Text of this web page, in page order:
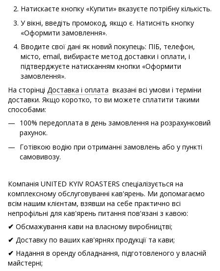
Натискаєте кнопку «Купити» вказуєте потрібну кількість.
У вікні, введіть промокод, якщо є. Натисніть кнопку
«Оформити замовлення».
Вводите свої дані як новий покупець: ПІБ, телефон,
місто, email, вибираєте метод доставки і оплати, і
підтверджуєте натисканням кнопки «Оформити
замовлення».
На сторінці Доставка і оплата вказані всі умови і терміни
доставки. Якщо коротко, то ви можете сплатити такими
способами:
100% передоплата в день замовлення на розрахунковий
рахунок.
Готівкою водію при отриманні замовлень або у пункті
самовивозу.
Компанія UNITED KYIV ROASTERS спеціалізується на
комплексному обслуговуванні кав'ярень. Ми допомагаємо
всім нашим клієнтам, взявши на себе практично всі
непрофільні для кав'ярень питання пов'язані з кавою:
✔ Обсмажування кави на власному виробництві;
✔ Доставку по ваших кав'ярнях продукції та кави;
✔ Надання в оренду обладнання, підготовленого у власній
майстерні;